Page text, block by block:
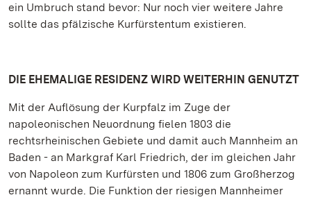
ein Umbruch stand bevor: Nur noch vier weitere Jahre
sollte das pfälzische Kurfürstentum existieren.
DIE EHEMALIGE RESIDENZ WIRD WEITERHIN GENUTZT
Mit der Auflösung der Kurpfalz im Zuge der
napoleonischen Neuordnung fielen 1803 die
rechtsrheinischen Gebiete und damit auch Mannheim an
Baden - an Markgraf Karl Friedrich, der im gleichen Jahr
von Napoleon zum Kurfürsten und 1806 zum Großherzog
ernannt wurde. Die Funktion der riesigen Mannheimer